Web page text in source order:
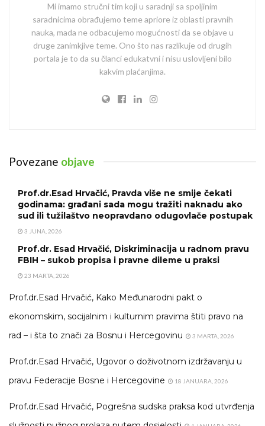
Mi imamo stručni tim koji u saradnji sa spoljinim
saradnicima obrađujemo teme apriore iz oblasti pravnih
nauka, mada ne odbacujemo mogućnosti da se objave u
druge zanimkjive teme. Ono što nas razlikuje od drugih
portala je to da su članci edukatvni i nisu uslovljeni bilo
kakvim plaćanjima.
Povezane objave
Prof.dr.Esad Hrvačić, Pravda više ne smije čekati
godinama: građani sada mogu tražiti naknadu ako
sud ili tužilaštvo neopravdano odugovlače postupak
3 JUNA, 2026
Prof.dr. Esad Hrvačić, Diskriminacija u radnom pravu
FBIH – sukob propisa i pravne dileme u praksi
23 MARTA, 2026
Prof.dr.Esad Hrvačić, Kako Međunarodni pakt o
ekonomskim, socijalnim i kulturnim pravima štiti pravo na
rad – i šta to znači za Bosnu i Hercegovinu
3 MARTA, 2026
Prof.dr.Esad Hrvačić, Ugovor o doživotnom izdržavanju u
pravu Federacije Bosne i Hercegovine
18 JANUARA, 2026
Prof.dr.Esad Hrvačić, Pogrešna sudska praksa kod utvrđenja